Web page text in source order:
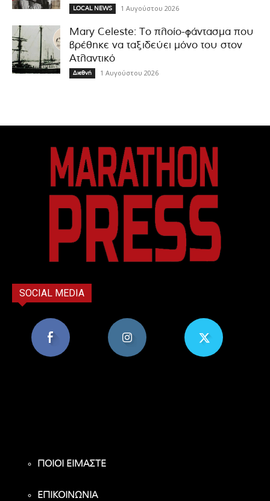
LOCAL NEWS 1 Αυγούστου 2026
Mary Celeste: Το πλοίο-φάντασμα που
βρέθηκε να ταξιδεύει μόνο του στον
Ατλαντικό
Διεθνή 1 Αυγούστου 2026
SOCIAL MEDIA
ΠΟΙΟΙ ΕΙΜΑΣΤΕ
ΕΠΙΚΟΙΝΩΝΙΑ